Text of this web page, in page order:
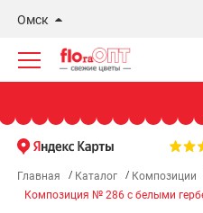
Омск
Новосибирск
Бердск
Главная Каталог Композиции
Композиция № 286 с белыми